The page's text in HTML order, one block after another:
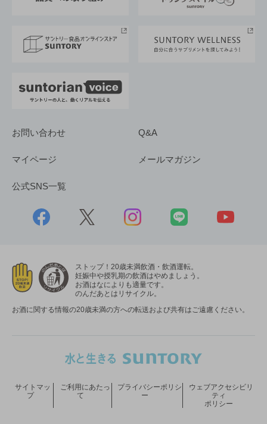
採用情報
お問い合わせ Q&A
マイページ メールマガジン
公式SNS一覧
ストップ！20歳未満飲酒・飲酒運転。
妊娠中や授乳期の飲酒はやめましょう。
お酒はなによりも適量です。
のんだあとはリサイクル。
お酒に関する情報の20歳未満の方への転送および共有はご遠慮ください。
サイトマッ
プ
ご利用にあたっ
て
プライバシーポリシ
ー
ウェブアクセシビリ
ティ
ポリシー